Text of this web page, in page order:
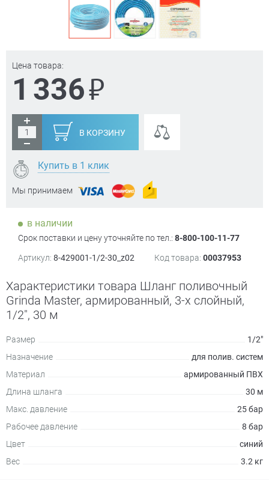
Цена товара:
1 336₽
В КОРЗИНУ
Купить в 1 клик
Мы принимаем
в наличии
Срок поставки и цену уточняйте по тел.: 8-800-100-11-77
Артикул: 8-429001-1/2-30_z02 Код товара: 00037953
Характеристики товара Шланг поливочный
Grinda Master, армированный, 3-х слойный,
1/2", 30 м
Размер
1/2"
Назначение
для полив. систем
Материал
армированный ПВХ
Длина шланга
30 м
Макс. давление
25 бар
Рабочее давление
8 бар
Цвет
синий
Вес
3.2 кг